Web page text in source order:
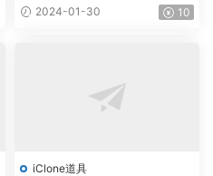
2024-01-30 10
iClone道具